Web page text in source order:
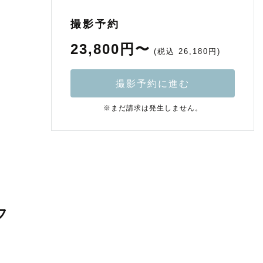
撮影予約
23,800円〜 (税込 26,180円)
撮影予約に進む
※まだ請求は発生しません。